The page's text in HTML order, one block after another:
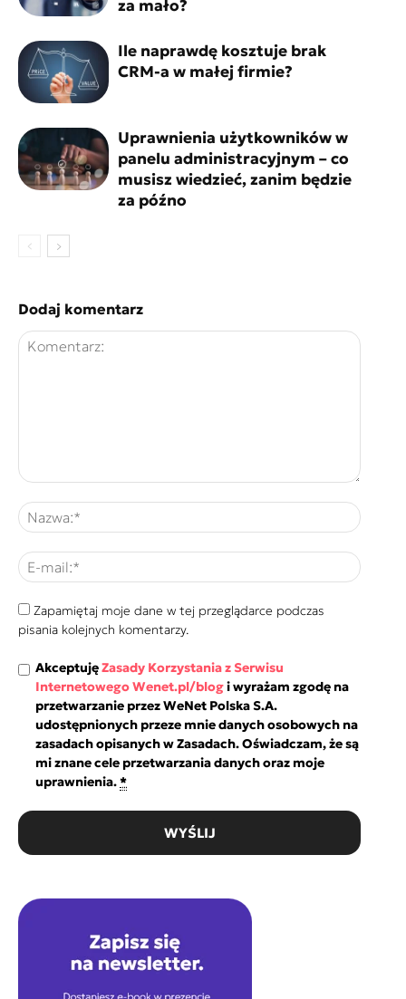
za mało?
Ile naprawdę kosztuje brak
CRM-a w małej firmie?
Uprawnienia użytkowników w
panelu administracyjnym – co
musisz wiedzieć, zanim będzie
za późno
Dodaj komentarz
Zapamiętaj moje dane w tej przeglądarce podczas
pisania kolejnych komentarzy.
AkceptujęZasady Korzystania z Serwisu
Internetowego Wenet.pl/blogi wyrażam zgodę na
przetwarzanie przez WeNet Polska S.A.
udostępnionych przeze mnie danych osobowych na
zasadach opisanych w Zasadach. Oświadczam, że są
mi znane cele przetwarzania danych oraz moje
uprawnienia.*